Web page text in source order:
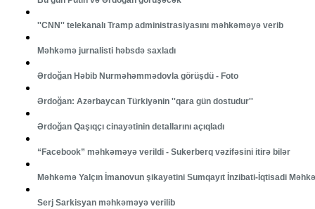
''CNN'' telekanalı Tramp administrasiyasını məhkəməyə verib
Məhkəmə jurnalisti həbsdə saxladı
Ərdoğan Həbib Nurməhəmmədovla görüşdü - Foto
Ərdoğan: Azərbaycan Türkiyənin ''qara gün dostudur''
Ərdoğan Qaşıqçı cinayətinin detallarını açıqladı
“Facebook” məhkəməyə verildi - Sukerberq vəzifəsini itirə bilər
Məhkəmə Yalçın İmanovun şikayətini Sumqayıt İnzibati-İqtisadi
Serj Sarkisyan məhkəməyə verilib